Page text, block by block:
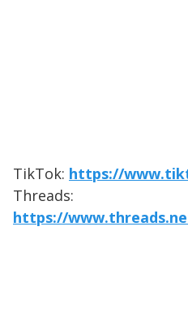
TikTok: https://
Threads:
https://